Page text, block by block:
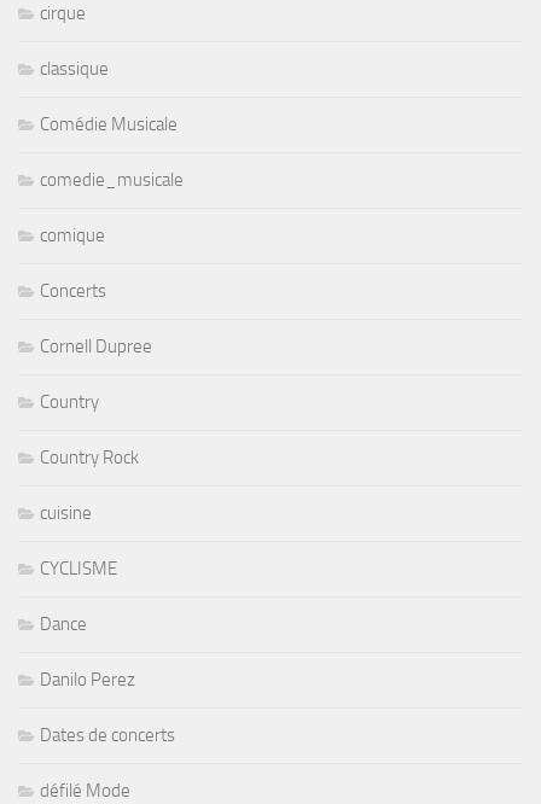
cirque
classique
Comédie Musicale
comedie_musicale
comique
Concerts
Cornell Dupree
Country
Country Rock
cuisine
CYCLISME
Dance
Danilo Perez
Dates de concerts
défilé Mode